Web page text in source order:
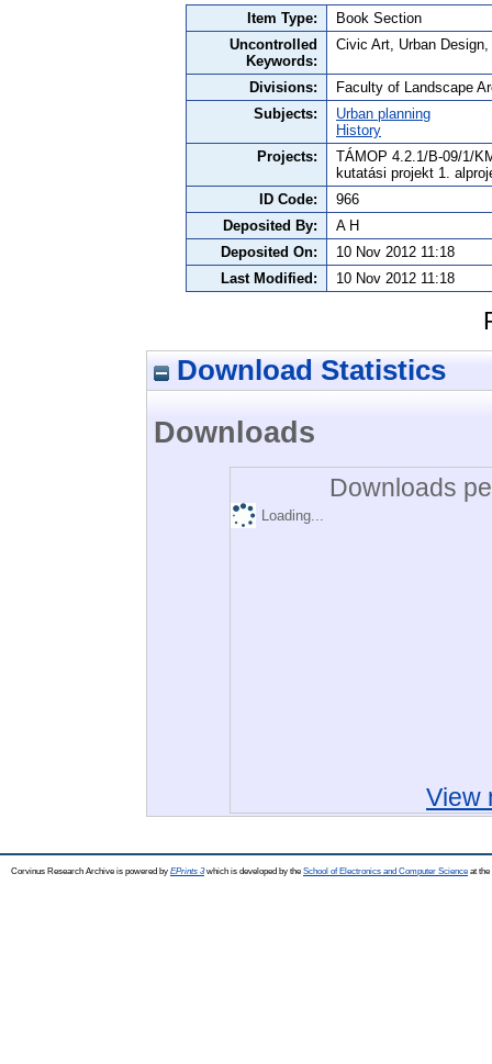
Item Type:
Book Section
Uncontrolled
Keywords:
Civic Art, Urban
Divisions:
Faculty of Landscape
Subjects:
Urban planning
History
Projects:
TÁMOP 4.2.1/B-09/1/
kutatási projekt 1.
ID Code:
966
Deposited By:
A H
Deposited On:
10 Nov 2012 11:18
Last Modified:
10 Nov 2012 11:18
Download Statistics
Downloads
Downloads
Loading...
View
Corvinus Research Archive is powered by EPrints 3which is developed by the School of Electronics and Computer Science at